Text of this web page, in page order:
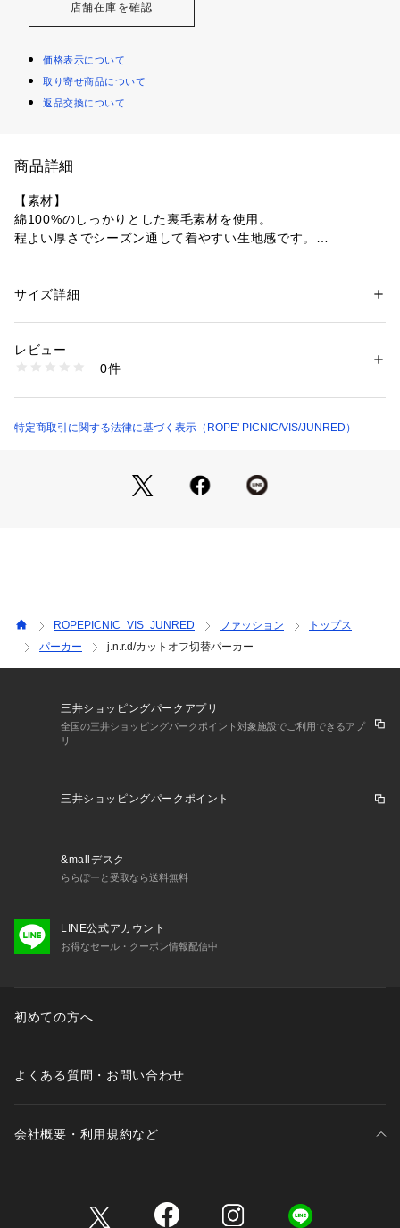
店舗在庫を確認
価格表示について
取り寄せ商品について
返品交換について
商品詳細
【素材】
綿100%のしっかりとした裏毛素材を使用。
程よい厚さでシーズン通して着やすい生地感です。
袖や身頃、ポケット部分で別カラーの生地と切り替えたデザイ
なっています。
そこまで派手なカラー組み合わせではないので、気軽に取り入
デニムやチノパンなどカジュアルなパンツとのスタイリングが
その他仕様：なし
profile：『j.n.r.d』
掲げ、トレンドを取り入れた新たなスタンダードアイテムを毎
シーズン作り出し、
【ただシンプルで着やすいスタンダード】という概念から脱却
の見え方が異なる場合がございます。
※商品のカラーは詳細画像の色味をご参照ください。
性別：メンズ
素材：綿 100%
洗濯：洗濯機、漂白不可、タンブル乾燥不可、自然乾燥、アイロン仕上げ
可、ドライ可、ウエットクリーニング可
商品番号：1094100000368 （モール）
サイズ詳細
レビュー
0件
特定商取引に関する法律に基づく表示（ROPE' PICNIC/VIS/JUNRED）
ROPEPICNIC_VIS_JUNRED ファッション
トップス
パーカー
j.n.r.d/カットオフ切替パーカー
三井ショッピングパークアプリ
全国の三井ショッピングパークポイント対象施設でご利用できるアプ
リ
三井ショッピングパークポイント
&mallデスク
ららぽーと受取なら送料無料
LINE公式アカウント
お得なセール・クーポン情報配信中
初めての方へ
よくある質問・お問い合わせ
会社概要・利用規約など